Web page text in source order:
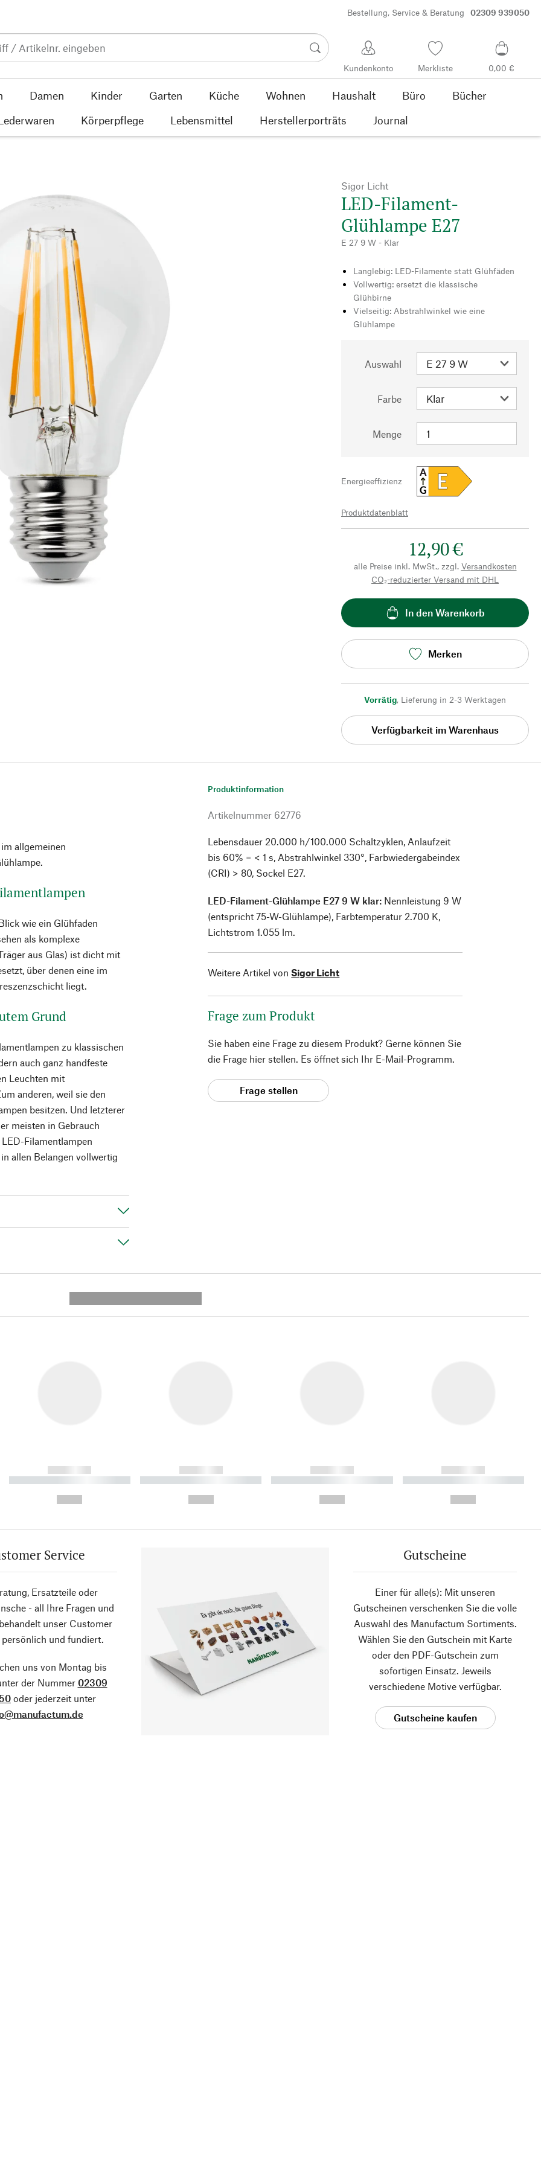
Bestellung, Service & Beratung 02309 939050
Kundenkonto Merkliste 0,00 €
Damen Kinder Garten Küche Wohnen Haushalt Büro
Bücher
Körperpflege Lebensmittel Herstellerporträts Journal
Sigor Licht
LED-Filament-
Glühlampe E27
E 27 9 W - Klar
Langlebig: LED-Filamente statt Glühfäden
Vollwertig: ersetzt die klassische
Glühbirne
Vielseitig: Abstrahlwinkel wie eine
Glühlampe
Auswahl
Farbe
Menge
Energieeffizienz E
A
G
Produktdatenblatt
12,90 €
alle Preise inkl. MwSt., zzgl. Versandkosten
CO₂-reduzierter Versand mit DHL
In den Warenkorb
Merken
Vorrätig, Lieferung in 2-3 Werktagen
Verfügbarkeit im Warenhaus
allgemeinen
wie ein Glühfaden
als komplexe
aus Glas) ist dicht mit
über denen eine im
liegt.
Grund
zu klassischen
auch ganz handfeste
Leuchten mit
anderen, weil sie den
besitzen. Und letzterer
meisten in Gebrauch
Filamentlampen
allen Belangen vollwertig
Produktinformation
Artikelnummer 62776
Lebensdauer 20.000 h/100.000 Schaltzyklen, Anlaufzeit
bis 60% = < 1 s, Abstrahlwinkel 330°, Farbwiedergabeindex
(CRI) > 80, Sockel E27.
LED-Filament-Glühlampe E27 9 W klar: Nennleistung 9 W
(entspricht 75-W-Glühlampe), Farbtemperatur 2.700 K,
Lichtstrom 1.055 lm.
Weitere Artikel von Sigor Licht
Frage zum Produkt
Sie haben eine Frage zu diesem Produkt? Gerne können Sie
die Frage hier stellen. Es öffnet sich Ihr E-Mail-Programm.
Frage stellen
------------
----------- ----------- ----------
------------
----------- ----------- ----------
------------
----------- ----------- ----------
------------
----------- ----------- ----------
Service
Ersatzteile oder
- all Ihre Fragen und
unser Customer
persönlich und fundiert.
uns von Montag bis
der Nummer 02309
oder jederzeit unter
Gutscheine
Einer für alle(s): Mit unseren
Gutscheinen verschenken Sie die volle
Auswahl des Manufactum Sortiments.
Wählen Sie den Gutschein mit Karte
oder den PDF-Gutschein zum
sofortigen Einsatz. Jeweils
verschiedene Motive verfügbar.
Gutscheine kaufen